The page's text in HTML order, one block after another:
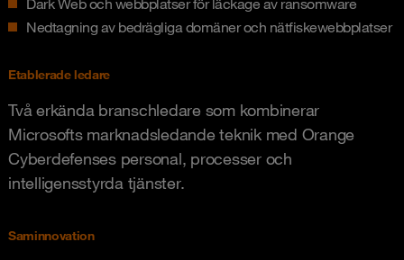
Dark Web och webbplatser för läckage av ransomware
Nedtagning av bedrägliga domäner och nätfiskewebbplatser
Etablerade ledare
Två erkända branschledare som kombinerar
Microsofts marknadsledande teknik med Orange
Cyberdefenses personal, processer och
intelligensstyrda tjänster.
Saminnovation